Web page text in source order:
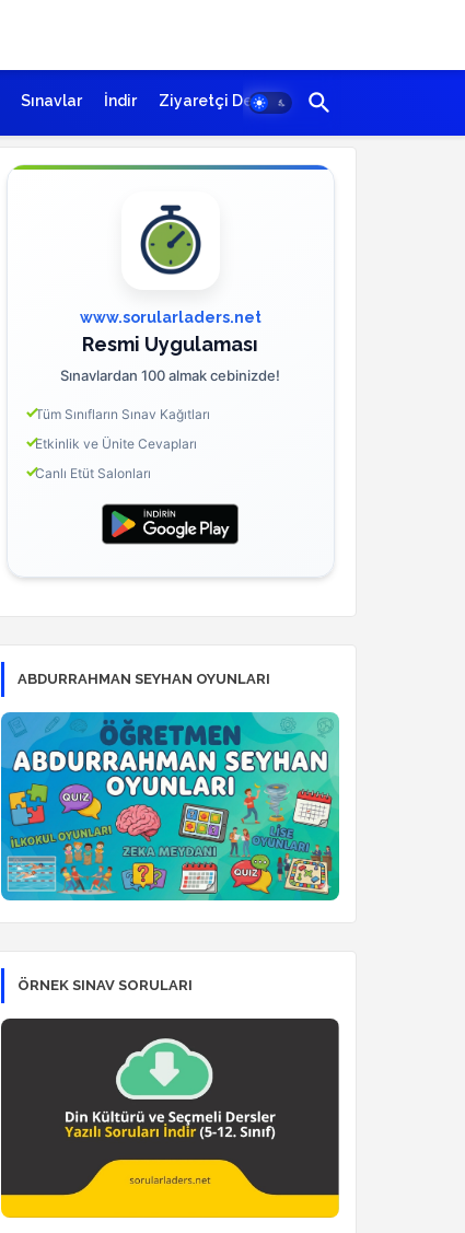
Sınavlar İndir Ziyaretçi Defteri
www.sorularladers.net
Resmi Uygulaması
Sınavlardan 100 almak cebinizde!
Tüm Sınıfların Sınav Kağıtları
Etkinlik ve Ünite Cevapları
Canlı Etüt Salonları
ABDURRAHMAN SEYHAN OYUNLARI
ÖRNEK SINAV SORULARI